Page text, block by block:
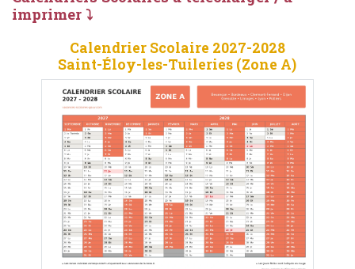
imprimer ⤵
Calendrier Scolaire 2027-2028
Saint-Éloy-les-Tuileries (Zone A)